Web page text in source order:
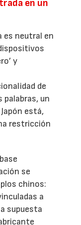
en un
es neutral en
y
de
palabras, un
está,
restricción
se
chinos:
a
supuesta